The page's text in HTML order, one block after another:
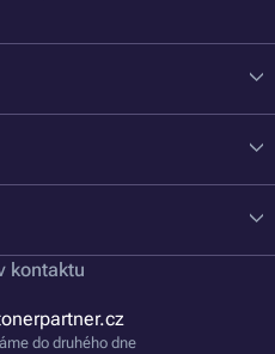
kontaktu
do druhého dne